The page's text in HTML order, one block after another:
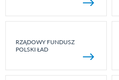
RZĄDOWY FUNDUSZ
POLSKI ŁAD